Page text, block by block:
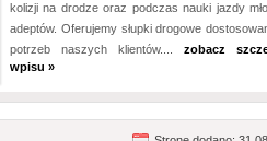
kolizji na drodze oraz podczas nauki jazdy
adeptów. Oferujemy słupki drogowe
potrzeb naszych klientów.... zobacz
wpisu »